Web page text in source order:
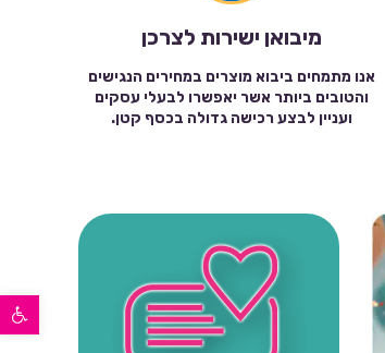
פתח סרגל נגישות
מיבואן ישירות לצרכן
אנו מתמחים ביבוא מוצרים במחירים הנגישים
והטובים ביותר אשר יאפשרו לבעלי עסקים
ועניין לבצע רכישה גדולה בכסף קטן.